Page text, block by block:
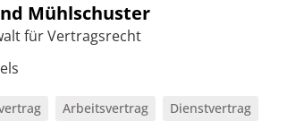
Mühlschuster
für Vertragsrecht
Arbeitsvertrag
Dienstvertrag